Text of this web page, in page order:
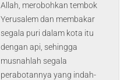
Allah, merobohkan tembok
Yerusalem dan membakar
segala puri dalam kota itu
dengan api, sehingga
musnahlah segala
perabotannya yang indah-